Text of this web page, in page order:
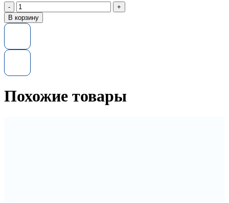
Количество
товара
Жесткий
24171
300GB
SAS
15k
В корзину
Похожие товары